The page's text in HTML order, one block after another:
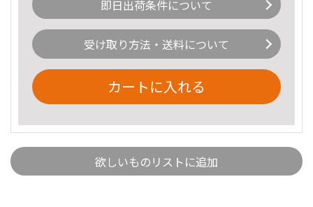
即日出荷条件について
受け取り方法・送料について
カートに入れる
欲しいものリストに追加